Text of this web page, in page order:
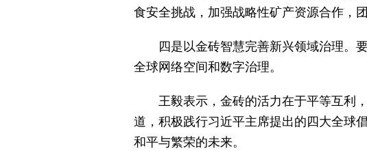
食安全挑战，加强战略性矿产资源合作，
四是以金砖智慧完善新兴领域治理。
全球网络空间和数字治理。
王毅表示，金砖的活力在于平等互利
道，积极践行习近平主席提出的四大全球
和平与繁荣的未来。